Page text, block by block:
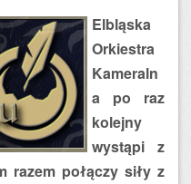
Elbląska
Orkiestra
Kameraln
a po raz
kolejny
wystąpi z
razem połączy siły z